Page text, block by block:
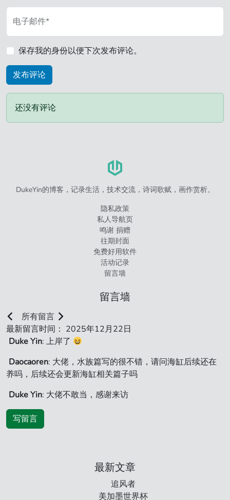
电子邮件*
保存我的身份以便下次发布评论。
还没有评论
DukeYin的博客，记录生活，技术交流，诗词歌赋，画作赏析。
隐私政策
私人导航页
鸣谢 捐赠
往期封面
免费好用软件
活动记录
留言墙
留言墙
所有留言
最新留言时间： 2025年12月22日
Duke Yin: 上岸了
Daocaoren: 大佬，水族篇写的很不错，请问海缸后续还在
养吗，后续还会更新海缸相关篇子吗
Duke Yin: 大佬不敢当，感谢来访
写留言
最新文章
追风者
美加墨世界杯